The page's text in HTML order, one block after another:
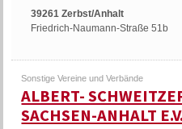
39261 Zerbst/Anhalt
Friedrich-Naumann-Straße 51b
Sonstige Vereine und Verbände
ALBERT-
SACHSEN-ANHALT E.V.